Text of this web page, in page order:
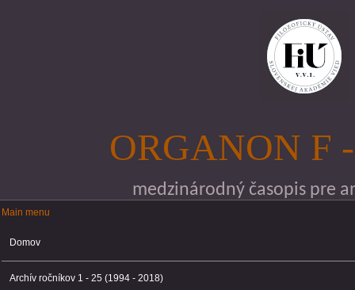
ORGANON F
medzinárodný časopis pre
Main menu
Main menu
Domov
Archív ročníkov 1 - 25 (1994 - 2018)